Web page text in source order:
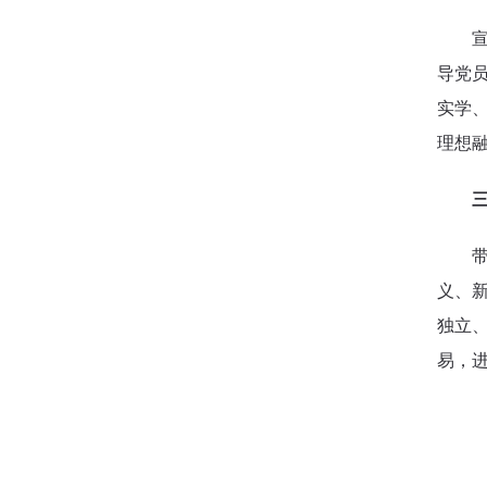
导党
实学
理想
义、
独立
易，